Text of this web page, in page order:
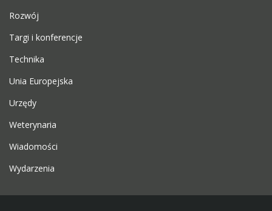
Rozwój
Targi i konferencje
Technika
Unia Europejska
Urzędy
Weterynaria
Wiadomości
Wydarzenia